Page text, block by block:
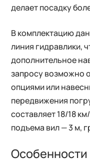
делает посадку
В комплектацию
линия гидравлики,
дополнительное
запросу возможно
опциями или
передвижения
составляет 18/18
подъема вил — 3 м,